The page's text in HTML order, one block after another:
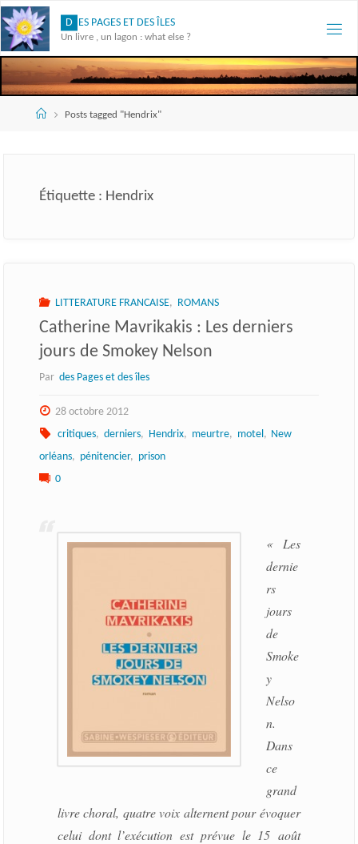
Skip
to
content
D ES PAGES ET DES ÎLES
Un livre , un lagon : what else ?
AccueilPosts tagged "Hendrix"
Étiquette : Hendrix
LITTERATURE FRANCAISE, ROMANS
Catherine Mavrikakis : Les derniers
jours de Smokey Nelson
Par des Pages et des îles
28 octobre 2012
critiques, derniers, Hendrix, meurtre, motel , New
orléans, pénitencier, prison
0
« Les
dernie
rs
jours
de
Smoke
y
Nelso
n.
Dans
ce
grand
livre choral, quatre voix alternent pour évoquer
celui dont l’exécution est prévue le 15 août